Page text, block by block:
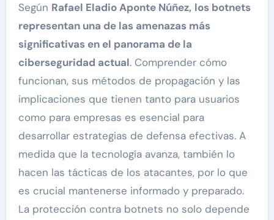
Según Rafael Eladio Aponte Núñez, los botnets
representan una de las amenazas más
significativas en el panorama de la
ciberseguridad actual. Comprender cómo
funcionan, sus métodos de propagación y las
implicaciones que tienen tanto para usuarios
como para empresas es esencial para
desarrollar estrategias de defensa efectivas. A
medida que la tecnología avanza, también lo
hacen las tácticas de los atacantes, por lo que
es crucial mantenerse informado y preparado.
La protección contra botnets no solo depende